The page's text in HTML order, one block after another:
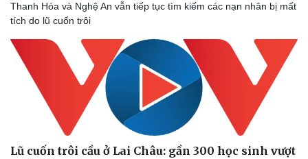
Thanh Hóa và Nghệ An vẫn tiếp tục tìm kiếm các nạn nhân bị mất
tích do lũ cuốn trôi
Lũ cuốn trôi cầu ở Lai Châu: gần 300 học sinh vượt